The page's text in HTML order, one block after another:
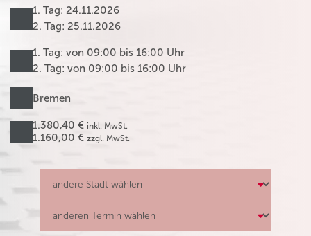
1. Tag: 24.11.2026
2. Tag: 25.11.2026
1. Tag: von 09:00 bis 16:00 Uhr
2. Tag: von 09:00 bis 16:00 Uhr
Bremen
1.380,40 € inkl. MwSt.
1.160,00 € zzgl. MwSt.